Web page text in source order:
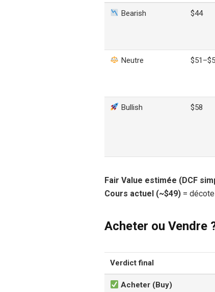
Bearish $44
Neutre
Bullish $58
Fair Value estimée (DCF
Cours actuel (~$49)= décote
Acheter ou Vendre
Verdict final
Acheter (Buy)